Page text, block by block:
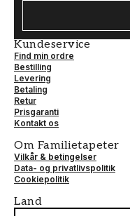
Kundeservice
Find min ordre
Bestilling
Levering
Betaling
Retur
Prisgaranti
Kontakt os
Om Familietapeter
Vilkår & betingelser
Data- og privatlivspolitik
Cookiepolitik
Land